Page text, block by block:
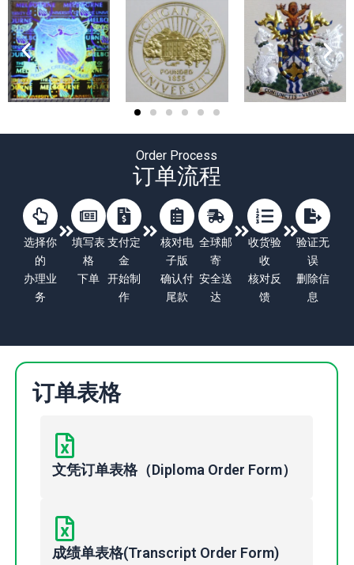
Order Process
订单流程
选择你
的
办理业
务
填写表
格
下单
支付定
金
开始制
作
核对电
子版
确认付
尾款
全球邮
寄
安全送
达
收货验
收
核对反
馈
验证无
误
删除信
息
订单表格
文凭订单表格（Diploma Order Form）
成绩单表格(Transcript Order Form)